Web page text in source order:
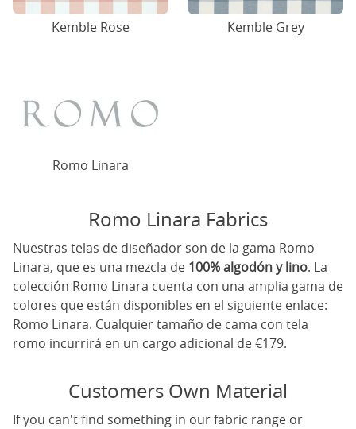
Kemble Rose Kemble Grey
Romo Linara
Romo Linara Fabrics
Nuestras telas de diseñador son de la gama Romo
Linara, que es una mezcla de 100% algodón y lino. La
colección Romo Linara cuenta con una amplia gama de
colores que están disponibles en el siguiente enlace:
Romo Linara. Cualquier tamaño de cama con tela
romo incurrirá en un cargo adicional de €179.
Customers Own Material
If you can't find something in our fabric range or